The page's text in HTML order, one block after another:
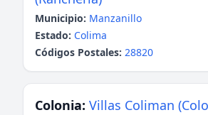
Municipio: Manzanillo
Estado: Colima
Códigos Postales: 28820
Colonia: Villas Coliman